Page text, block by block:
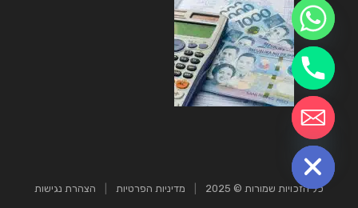
כל הזכויות שמורות © 2025 מדיניות הפרטיות הצהרת נגישות
Hide
chaty